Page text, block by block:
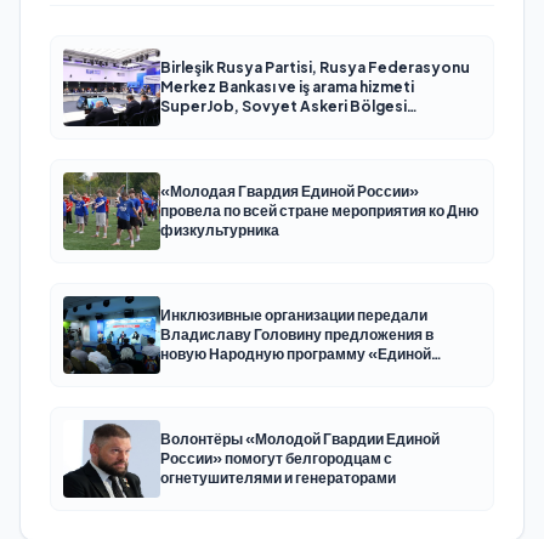
Birleşik Rusya Partisi, Rusya Federasyonu
Merkez Bankası ve iş arama hizmeti
SuperJob, Sovyet Askeri Bölgesi
«Молодая Гвардия Единой России»
провела по всей стране мероприятия ко Дню
физкультурника
Инклюзивные организации передали
Владиславу Головину предложения в
новую Народную программу «Единой
Волонтёры «Молодой Гвардии Единой
России» помогут белгородцам с
огнетушителями и генераторами